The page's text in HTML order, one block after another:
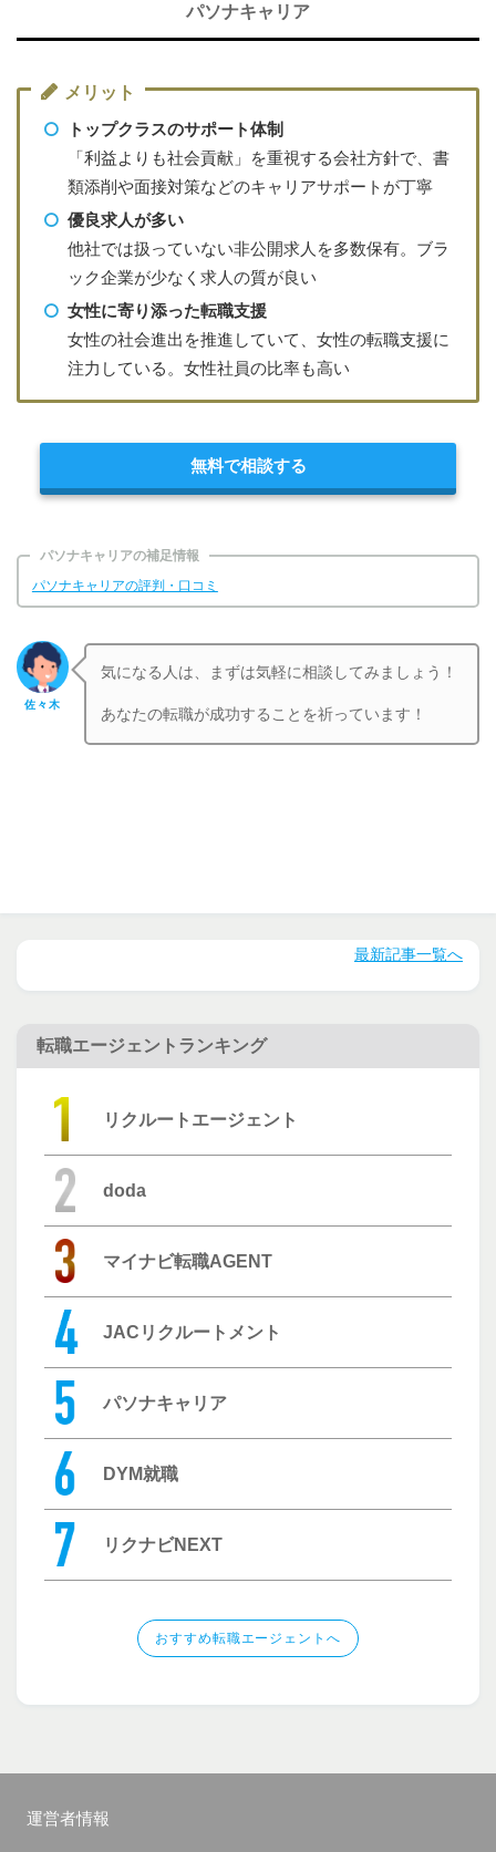
パソナキャリア
メリット
トップクラスのサポート体制
「利益よりも社会貢献」を重視する会社方針で、書
類添削や面接対策などのキャリアサポートが丁寧
優良求人が多い
他社では扱っていない非公開求人を多数保有。ブラ
ック企業が少なく求人の質が良い
女性に寄り添った転職支援
女性の社会進出を推進していて、女性の転職支援に
注力している。女性社員の比率も高い
無料で相談する
パソナキャリアの補足情報
パソナキャリアの評判・口コミ
佐々木
気になる人は、まずは気軽に相談してみましょう！
あなたの転職が成功することを祈っています！
最新記事一覧へ
転職エージェントランキング
リクルートエージェント
doda
マイナビ転職AGENT
JACリクルートメント
パソナキャリア
DYM就職
リクナビNEXT
おすすめ転職エージェントへ
運営者情報